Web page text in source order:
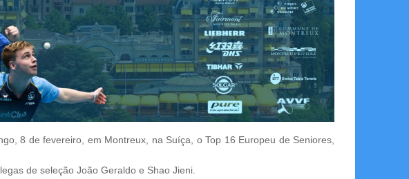
8 de fevereiro, em Montreux, na Suíça, o Top 16 Europeu de Seniores,
de seleção João Geraldo e Shao Jieni.